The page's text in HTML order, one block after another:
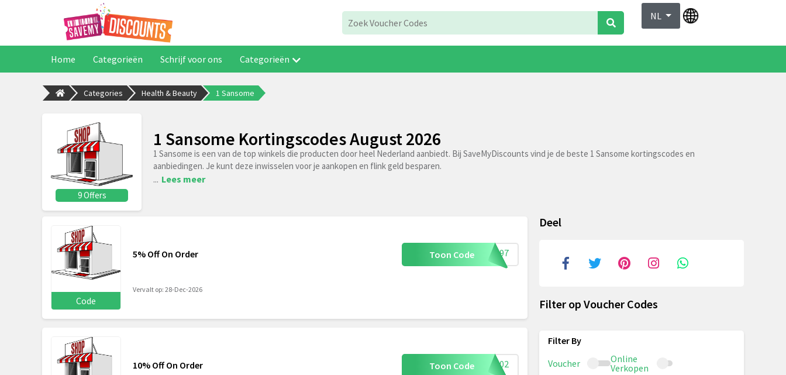
NL
Home Categorieën Schrijf voor ons Categorieën
Categories Health & Beauty 1 Sansome
9 Offers
1 Sansome Kortingscodes August 2026
1 Sansome is een van de top winkels die producten door heel Nederland aanbiedt. Bij SaveMyDiscounts vind je de beste 1 Sansome kortingscodes en
aanbiedingen. Je kunt deze inwisselen voor je aankopen en flink geld besparen.
... Lees meer
Code
5% Off On Order Toon Code 44597
Vervalt op: 28-Dec-2026
10% Off On Order Toon Code 44602
Deel
Filter op Voucher Codes
Voucher
Online
Verkopen